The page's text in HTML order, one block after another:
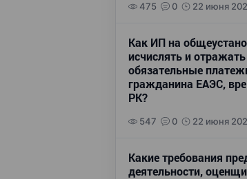
475 0 22 июня
Как ИП на
исчислять и
обязательные
гражданина ЕАЭС,
РК?
547 0 22 июня
Какие требования
деятельности,